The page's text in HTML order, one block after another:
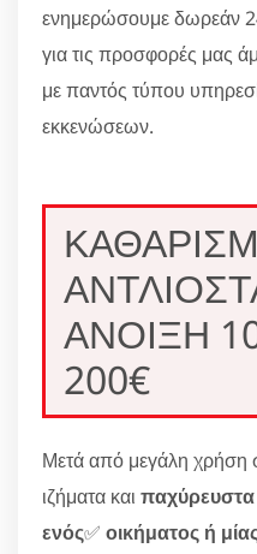
ενημερώσουμε δωρεάν
για τις προσφορές μας
με παντός τύπου
εκκενώσεων.
ΑΝΟΙΞΗ
200€
Μετά από μεγάλη χρήση
ιζήματα και παχύρευστα
ενός✅ οικήματος ή